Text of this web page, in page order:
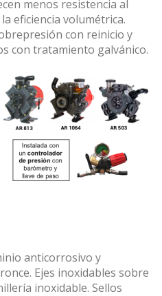
menos resistencia al
eficiencia volumétrica.
con reinicio y
con tratamiento galvánico.
anticorrosivo y
Ejes inoxidables sobre
inoxidable. Sellos